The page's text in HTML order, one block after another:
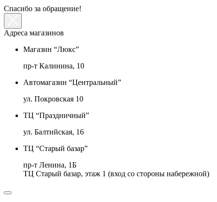
Спасибо за обращение!
Адреса магазинов
Магазин “Люкс”
пр-т Калинина, 10
Автомагазин “Центральный”
ул. Покровская 10
ТЦ “Праздничный”
ул. Балтийская, 16
ТЦ “Старый базар”
пр-т Ленина, 1Б
ТЦ Старый базар, этаж 1 (вход со стороны набережной)